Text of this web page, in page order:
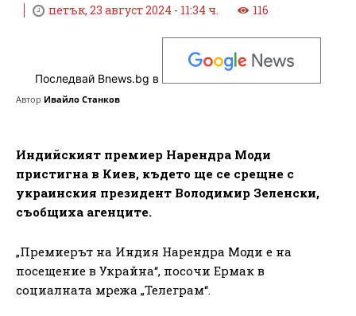
петък, 23 август 2024 - 11:34 ч. 116
Последвай Bnews.bg в
Автор Ивайло Станков
Индийският премиер Нарендра Моди
пристигна в Киев, където ще се срещне с
украинския президент Володимир Зеленски,
съобщиха агенците.
„Премиерът на Индия Нарендра Моди е на
посещение в Украйна“, посочи Ермак в
социалната мрежа „Телеграм“.